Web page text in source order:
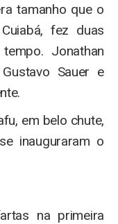
tamanho que o
fez duas
Jonathan
Sauer e
em belo chute,
inauguraram o
na primeira